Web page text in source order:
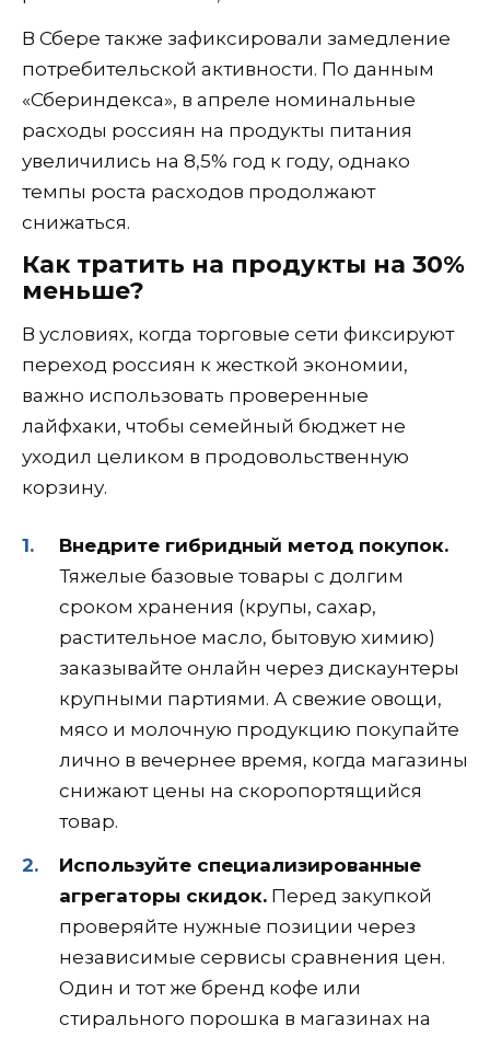
В Сбере также зафиксировали замедление
потребительской активности. По данным
«Сбериндекса», в апреле номинальные
расходы россиян на продукты питания
увеличились на 8,5% год к году, однако
темпы роста расходов продолжают
снижаться.
Как тратить на продукты на 30%
меньше?
В условиях, когда торговые сети фиксируют
переход россиян к жесткой экономии,
важно использовать проверенные
лайфхаки, чтобы семейный бюджет не
уходил целиком в продовольственную
корзину.
Внедрите гибридный метод покупок.
Тяжелые базовые товары с долгим
сроком хранения (крупы, сахар,
растительное масло, бытовую химию)
заказывайте онлайн через дискаунтеры
крупными партиями. А свежие овощи,
мясо и молочную продукцию покупайте
лично в вечернее время, когда магазины
снижают цены на скоропортящийся
товар.
Используйте специализированные
агрегаторы скидок. Перед закупкой
проверяйте нужные позиции через
независимые сервисы сравнения цен.
Один и тот же бренд кофе или
стирального порошка в магазинах на